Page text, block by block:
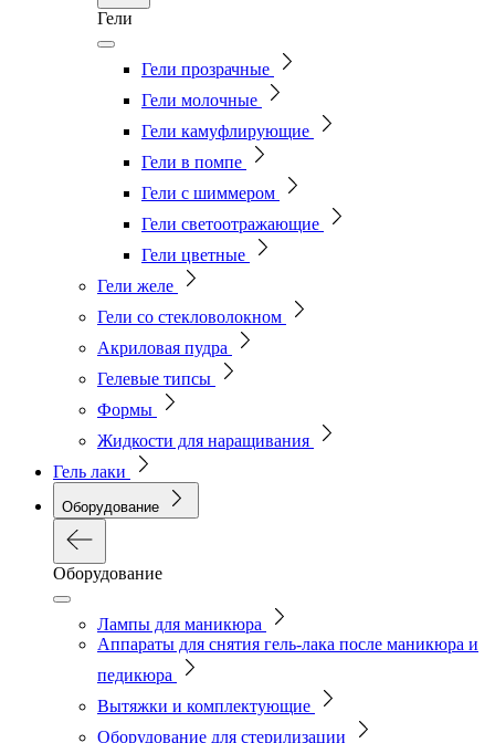
Гели
Гели прозрачные
Гели молочные
Гели камуфлирующие
Гели в помпе
Гели с шиммером
Гели светоотражающие
Гели цветные
Гели желе
Гели со стекловолокном
Акриловая пудра
Гелевые типсы
Формы
Жидкости для наращивания
Гель лаки
Оборудование
Оборудование
Лампы для маникюра
Аппараты для снятия гель-лака после маникюра и
педикюра
Вытяжки и комплектующие
Оборудование для стерилизации